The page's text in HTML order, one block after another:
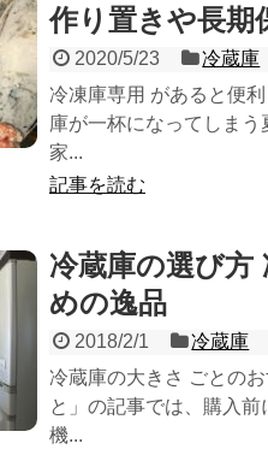
作り置きや長期
2020/5/23
冷蔵庫
冷凍庫専用 があると便
庫が一杯になってしま
家...
記事を読む
冷蔵庫の選び方
めの逸品
2018/2/1
冷蔵庫
冷蔵庫の大きさ ごとの
と」の記事では、購入
機...